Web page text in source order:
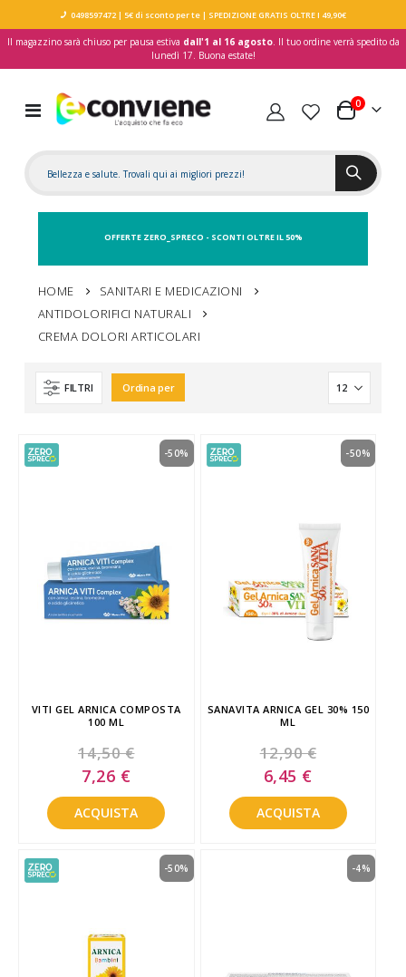
0498597472| 5€ di sconto per te| SPEDIZIONE GRATIS OLTRE I 49,90€
Il magazzino sarà chiuso per pausa estiva dall'1 al 16 agosto. Il tuo ordine verrà spedito da
lunedì 17. Buona estate!
Toggle
Nav
Carrello
0elementi
OFFERTE ZERO_SPRECO - SCONTI OLTRE IL 50%
HOME
SANITARI E MEDICAZIONI
ANTIDOLORIFICI NATURALI
CREMA DOLORI ARTICOLARI
FILTRI Ordina per
VITI GEL ARNICA COMPOSTA
100 ML
14,50 €
-50%
Special
Price
7,26 €
ACQUISTA
SANAVITA ARNICA GEL 30% 150
ML
12,90 €
-50%
Special
Price
6,45 €
ACQUISTA
-50% -4%